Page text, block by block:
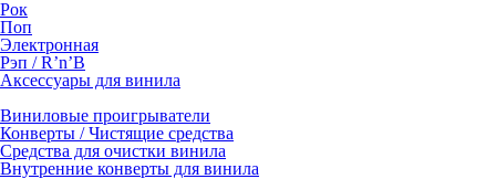
Рок
Поп
Электронная
Рэп / R’n’B
Аксессуары для винила
Виниловые проигрыватели
Конверты / Чистящие средства
Средства для очистки винила
Внутренние конверты для винила